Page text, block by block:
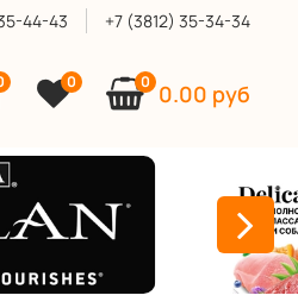
44-43 +7 (3812) 35-34-34
0 0 0.00 руб